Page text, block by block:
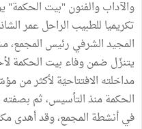
تكريميا للطبيب الراحل عمر
المجيد الشرفي رئيس المجمع،
يتنزّل ضمن وفاء بيت الحكمة
مداخلته الافتتاحيّة لأكثر من
الحكمة منذ التأسيس، ثم
في أنشطة المجمع، وقد أهدى